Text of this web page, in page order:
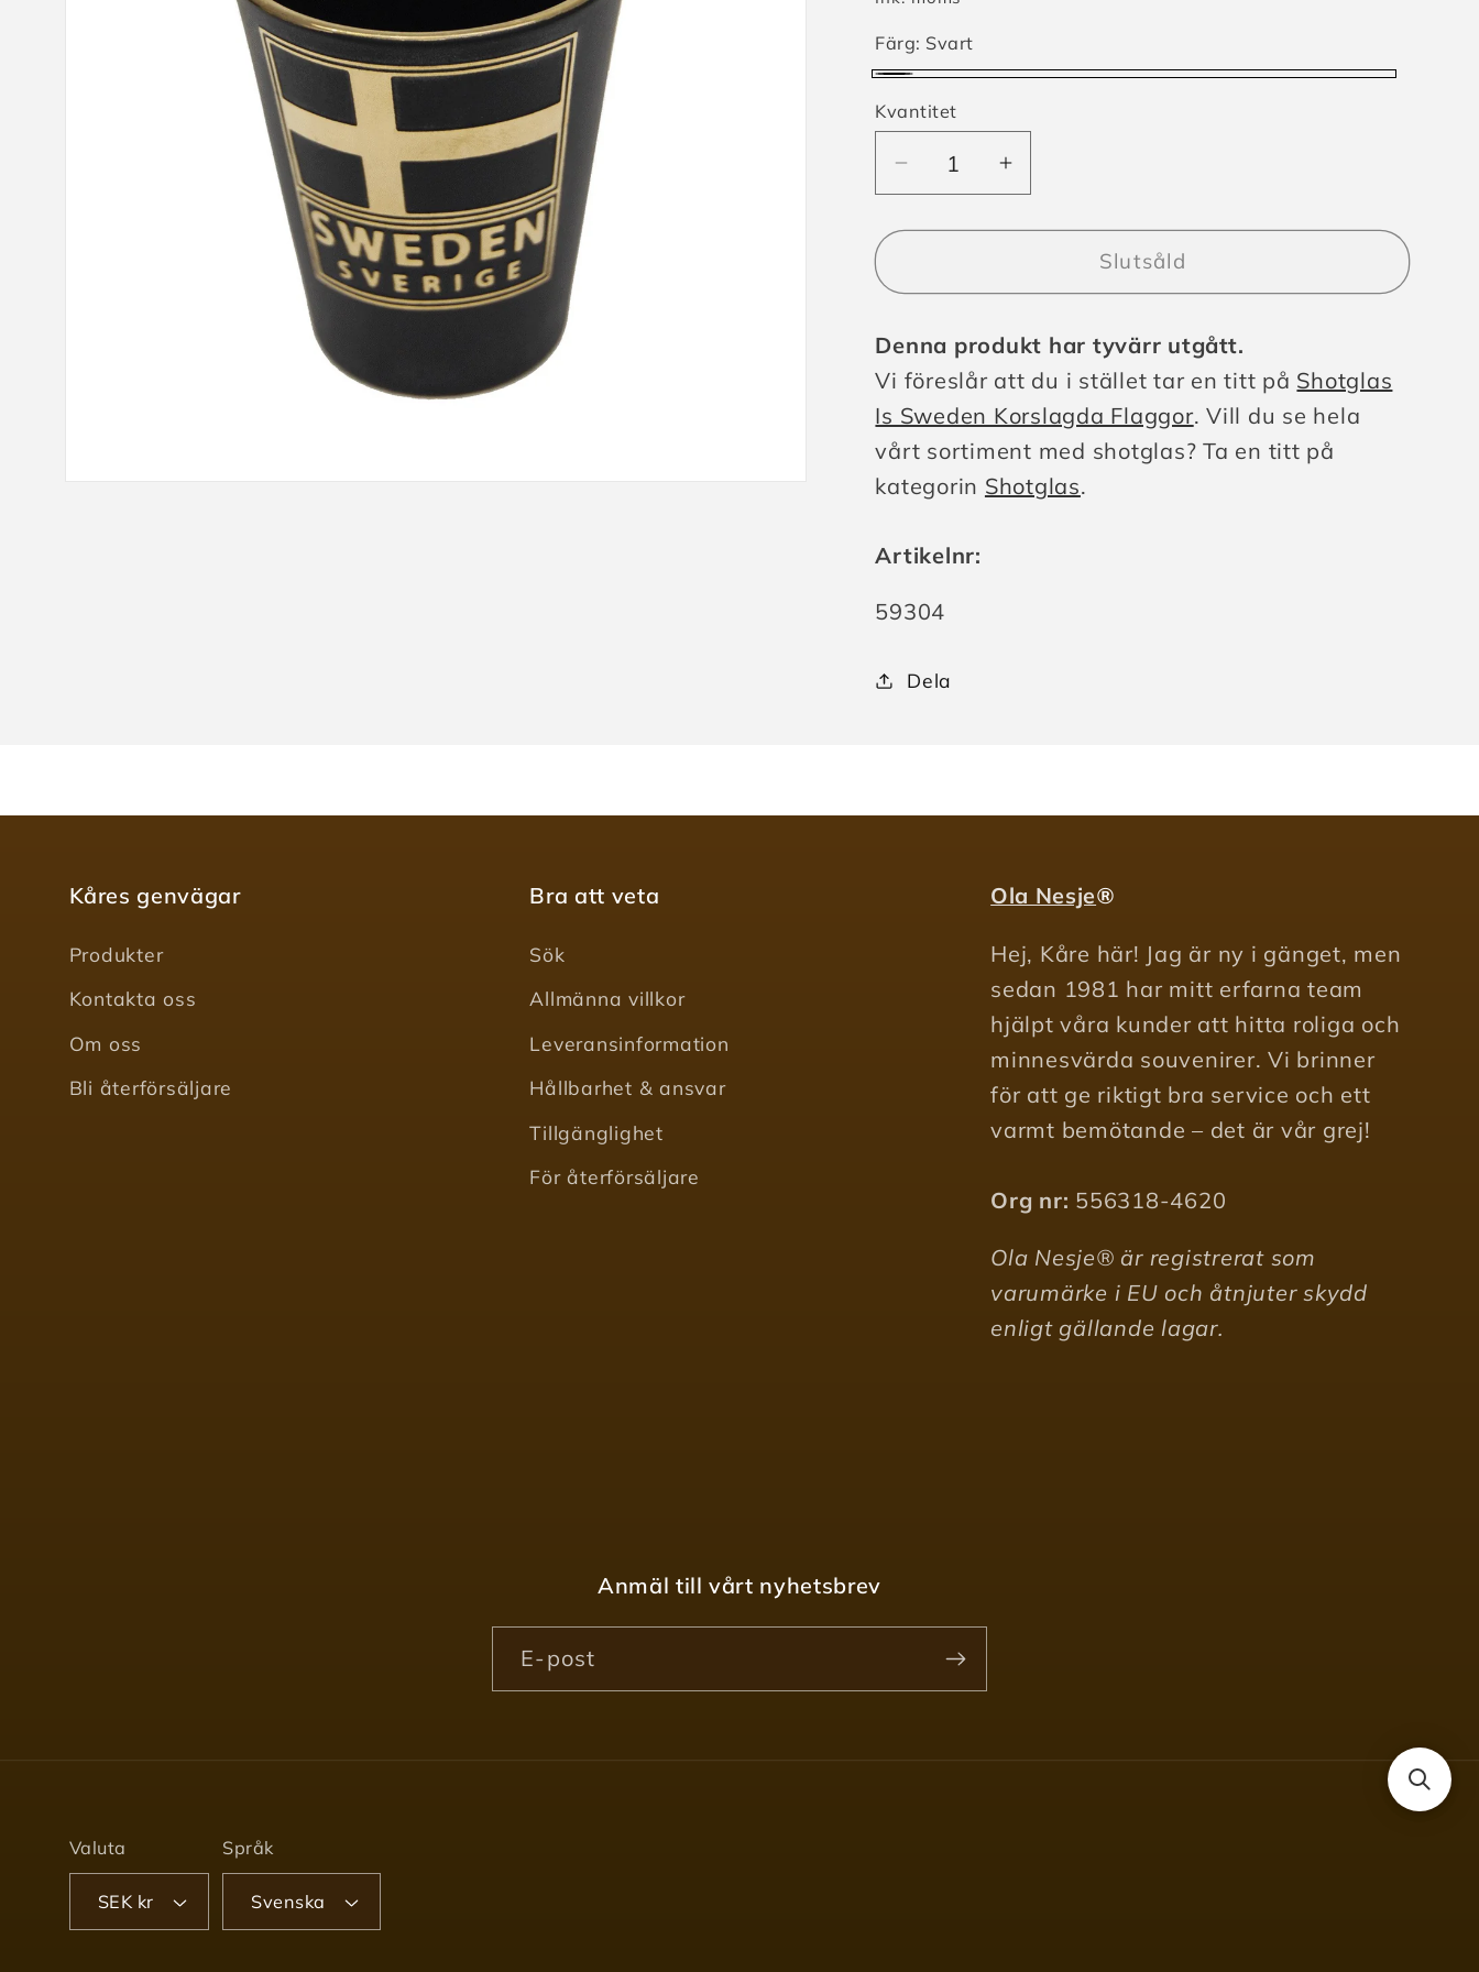
Färg: Svart
är
slutsåld
eller
inte
tillgänglig
Kvantitet
Minska
kvantitet
för
Shotglas
Flagga
Relief
Öka
kvantitet
för
Shotglas
Flagga
Relief
Slutsåld
Denna produkt har tyvärr utgått.
Vi föreslår att du i stället tar en titt på Shotglas
Is Sweden Korslagda Flaggor. Vill du se hela
vårt sortiment med shotglas? Ta en titt på
kategorin Shotglas.
Artikelnr:
Lagerhållningsenhet:
59304
Dela
Kåres genvägar
Produkter
Kontakta oss
Om oss
Bli återförsäljare
Bra att veta
Sök
Allmänna villkor
Leveransinformation
Hållbarhet & ansvar
Tillgänglighet
För återförsäljare
Ola Nesje®
Hej, Kåre här! Jag är ny i gänget, men
sedan 1981 har mitt erfarna team
hjälpt våra kunder att hitta roliga och
minnesvärda souvenirer. Vi brinner
för att ge riktigt bra service och ett
varmt bemötande – det är vår grej!
Org nr: 556318-4620
Ola Nesje® är registrerat som
varumärke i EU och åtnjuter skydd
enligt gällande lagar.
Anmäl till vårt nyhetsbrev
E-post
Valuta
SEK kr
Språk
Svenska